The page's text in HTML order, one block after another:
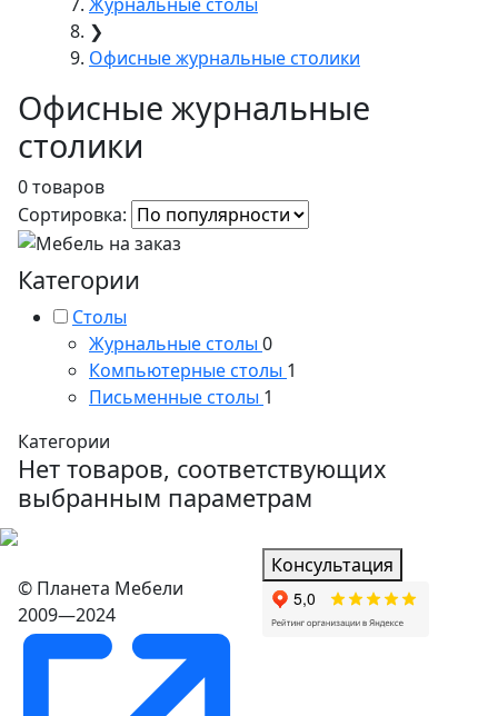
❯
Офисные журнальные столики
Офисные журнальные
столики
0 товаров
Сортировка:
Категории
Столы
Журнальные столы 0
Компьютерные столы 1
Письменные столы 1
Категории
Нет товаров, соответствующих
выбранным параметрам
© Планета Мебели
2009—2024
Консультация